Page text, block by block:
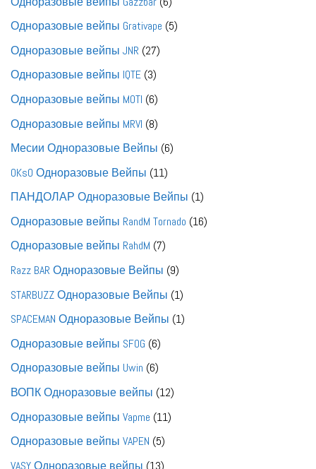
товаров
Одноразовые вейпы Grativape 55
Одноразовые вейпы JNR 2727
Одноразовые вейпы IQTE 33
товара
Одноразовые вейпы MOTI 66
товаров
Одноразовые вейпы MRVI 88
товаров
Месии Одноразовые Вейпы 66
OKsO Одноразовые Вейпы 1111
товаров
ПАНДОЛАР Одноразовые Вейпы 11
товар
Одноразовые вейпы RandM Tornado 1616
Одноразовые вейпы RahdM 77
товаров
Razz BAR Одноразовые Вейпы 99
товаров
STARBUZZ Одноразовые Вейпы 11
товар
SPACEMAN Одноразовые Вейпы 11
Одноразовые вейпы SFOG 66
товаров
Одноразовые вейпы Uwin 66
товаров
ВОПК Одноразовые вейпы 1212
Одноразовые вейпы Vapme 1111
Одноразовые вейпы VAPEN 55
товаров
VASY Одноразовые вейпы 1313